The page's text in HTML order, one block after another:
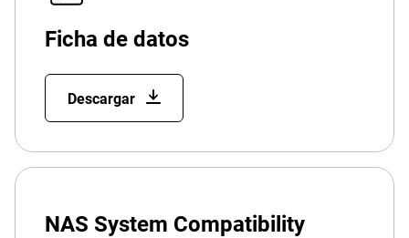
Ficha de datos
Descargar
NAS System Compatibility